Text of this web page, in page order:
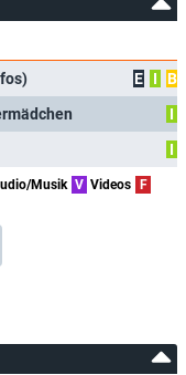
E I
B
I
I
Musik V Videos
F